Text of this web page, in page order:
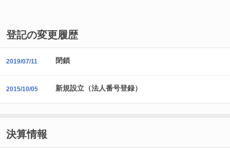
登記の変更履歴
2019/07/11 閉鎖
2015/10/05 新規設立（法人番号登録）
決算情報